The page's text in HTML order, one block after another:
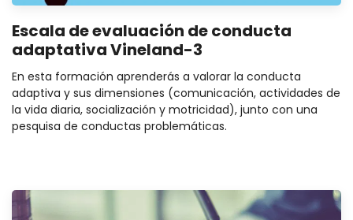
Escala de evaluación de conducta
adaptativa Vineland-3
En esta formación aprenderás a valorar la conducta
adaptiva y sus dimensiones (comunicación, actividades de
la vida diaria, socialización y motricidad), junto con una
pesquisa de conductas problemáticas.